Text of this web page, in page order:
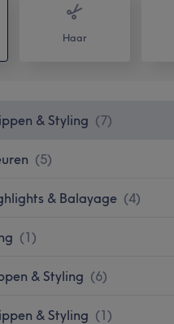
Haar
& Styling (7)
(5)
& Balayage (4)
(1)
& Styling (6)
& Styling (1)